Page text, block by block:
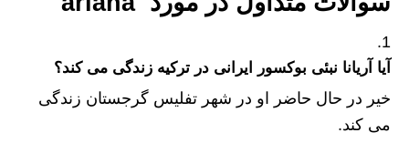
آیا آریانا نبئی بوکسور ایرانی در ترکیه زندگی می کند؟
خیر در حال حاضر او در شهر تفلیس گرجستان زندگی
می کند.